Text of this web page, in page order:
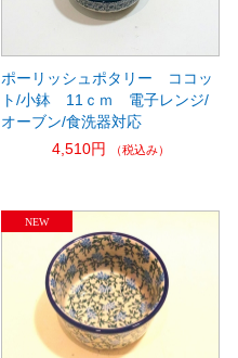
ポーリッシュポタリー ココッ
ト/小鉢 11ｃｍ 電子レンジ/
オーブン/食洗器対応
4,510円
（税込み）